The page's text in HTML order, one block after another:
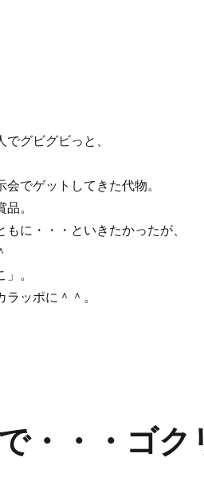
グビグビっと、
でゲットしてきた代物。
。
に・・・といきたかったが、
。
ッポに＾＾。
・・・ゴク